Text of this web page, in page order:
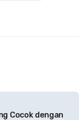
Cocok dengan